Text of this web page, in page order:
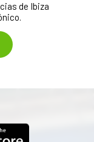
de Ibiza